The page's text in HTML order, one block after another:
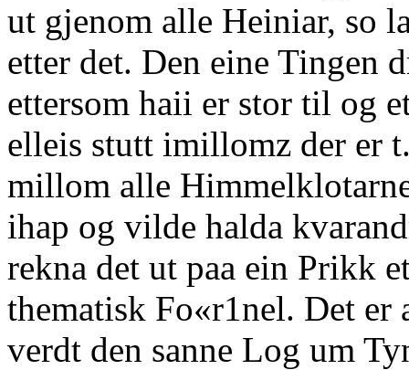
ut gjenom alle Heiniar, so
etter det. Den eine Tingen
ettersom haii er stor til og
elleis stutt imillomz der er
millom alle
ihap og vilde halda
rekna det ut paa ein Prikk
thematisk Fo«r1nel. Det er
verdt den sanne Log um